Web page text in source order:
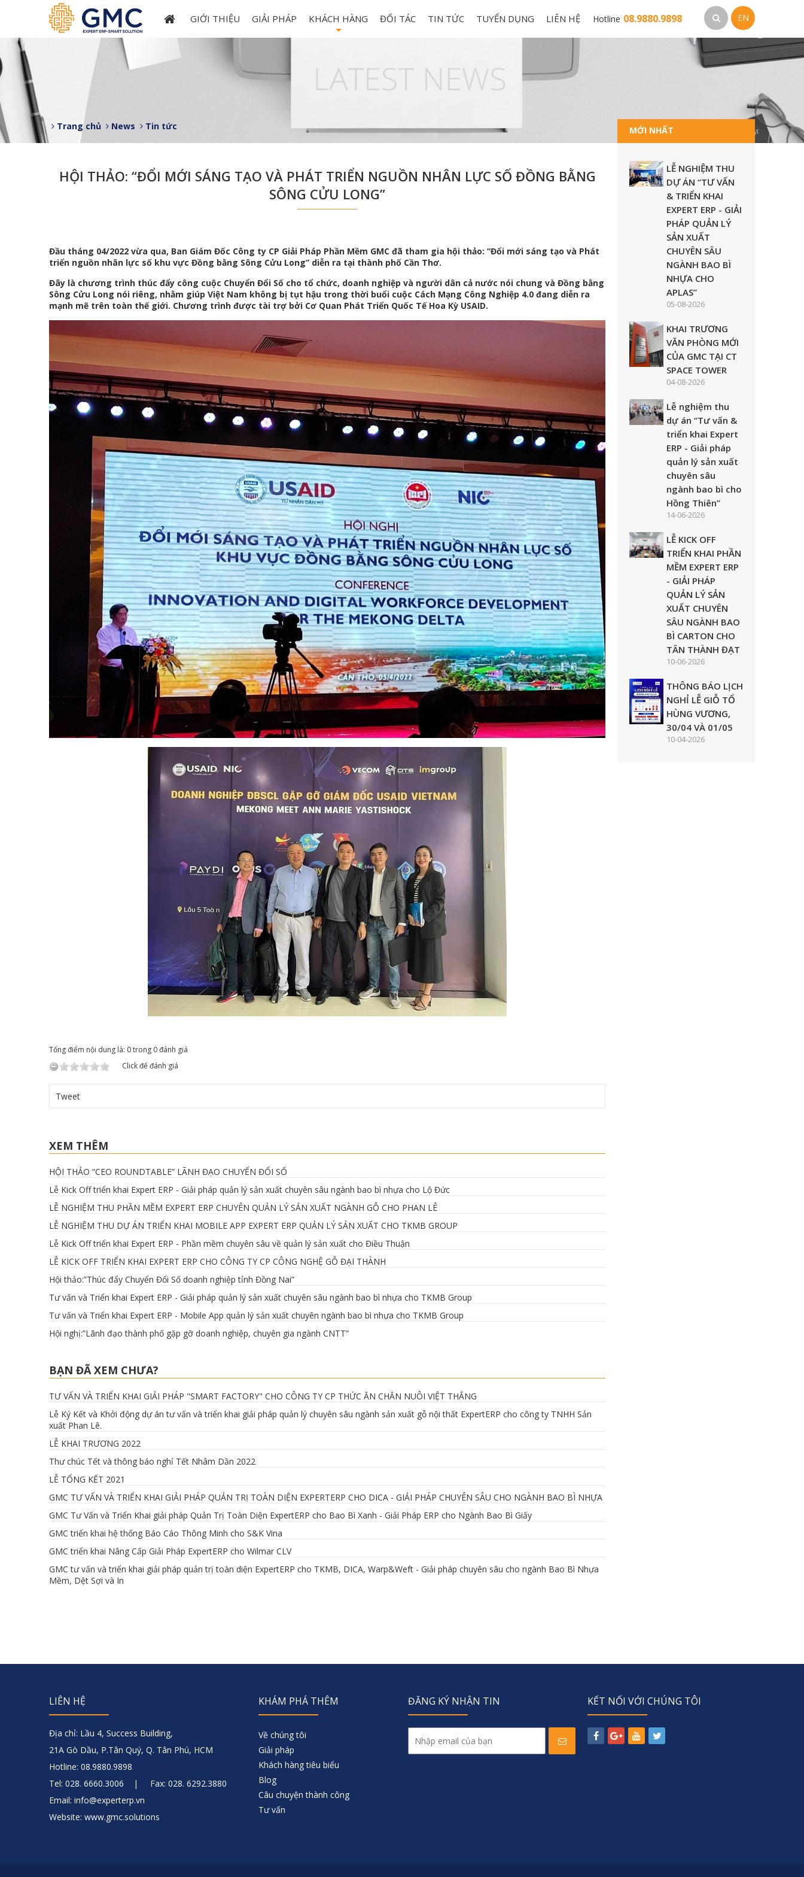
GIỚI THIỆU GIẢI PHÁP KHÁCH HÀNG ĐỐI TÁC TIN TỨC TUYỂN DỤNG LIÊN HỆ Hotline 08.9880.9898 EN
Trang chủ News Tin tức
HỘI THẢO: “ĐỔI MỚI SÁNG TẠO VÀ PHÁT TRIỂN NGUỒN NHÂN LỰC SỐ ĐỒNG BẰNG
SÔNG CỬU LONG”
Đầu tháng 04/2022 vừa qua, Ban Giám Đốc Công ty CP Giải Pháp Phần Mềm GMC đã tham gia hội thảo: “Đổi mới sáng tạo và Phát
triển nguồn nhân lực số khu vực Đồng bằng Sông Cửu Long” diễn ra tại thành phố Cần Thơ.
Đây là chương trình thúc đẩy công cuộc Chuyển Đổi Số cho tổ chức, doanh nghiệp và người dân cả nước nói chung và Đồng bằng
Sông Cửu Long nói riêng, nhằm giúp Việt Nam không bị tụt hậu trong thời buổi cuộc Cách Mạng Công Nghiệp 4.0 đang diễn ra
mạnh mẽ trên toàn thế giới. Chương trình được tài trợ bởi Cơ Quan Phát Triển Quốc Tế Hoa Kỳ USAID.
Tổng điểm nội dung là: 0 trong 0 đánh giá
Click để đánh giá
Tweet
XEM THÊM
HỘI THẢO “CEO ROUNDTABLE” LÃNH ĐẠO CHUYỂN ĐỔI SỐ
Lễ Kick Off triển khai Expert ERP - Giải pháp quản lý sản xuất chuyên sâu ngành bao bì nhựa cho Lộ Đức
LỄ NGHIỆM THU PHẦN MỀM EXPERT ERP CHUYÊN QUẢN LÝ SẢN XUẤT NGÀNH GỖ CHO PHAN LÊ
LỄ NGHIỆM THU DỰ ÁN TRIỂN KHAI MOBILE APP EXPERT ERP QUẢN LÝ SẢN XUẤT CHO TKMB GROUP
Lễ Kick Off triển khai Expert ERP - Phần mềm chuyên sâu về quản lý sản xuất cho Điều Thuận
LỄ KICK OFF TRIỂN KHAI EXPERT ERP CHO CÔNG TY CP CÔNG NGHỆ GỖ ĐẠI THÀNH
Hội thảo:”Thúc đẩy Chuyển Đổi Số doanh nghiệp tỉnh Đồng Nai”
Tư vấn và Triển khai Expert ERP - Giải pháp quản lý sản xuất chuyên sâu ngành bao bì nhựa cho TKMB Group
Tư vấn và Triển khai Expert ERP - Mobile App quản lý sản xuất chuyên ngành bao bì nhựa cho TKMB Group
Hội nghị:”Lãnh đạo thành phố gặp gỡ doanh nghiệp, chuyên gia ngành CNTT”
BẠN ĐÃ XEM CHƯA?
TƯ VẤN VÀ TRIỂN KHAI GIẢI PHÁP "SMART FACTORY" CHO CÔNG TY CP THỨC ĂN CHĂN NUÔI VIỆT THẮNG
Lễ Ký Kết và Khởi động dự án tư vấn và triển khai giải pháp quản lý chuyên sâu ngành sản xuất gỗ nội thất ExpertERP cho công ty TNHH Sản
xuất Phan Lê.
LỄ KHAI TRƯƠNG 2022
Thư chúc Tết và thông báo nghỉ Tết Nhâm Dần 2022
LỄ TỔNG KẾT 2021
GMC TƯ VẤN VÀ TRIỂN KHAI GIẢI PHÁP QUẢN TRỊ TOÀN DIỆN EXPERTERP CHO DICA - GIẢI PHÁP CHUYÊN SÂU CHO NGÀNH BAO BÌ NHỰA
GMC Tư Vấn và Triển Khai giải pháp Quản Trị Toàn Diện ExpertERP cho Bao Bì Xanh - Giải Pháp ERP cho Ngành Bao Bì Giấy
GMC triển khai hệ thống Báo Cáo Thông Minh cho S&K Vina
GMC triển khai Nâng Cấp Giải Pháp ExpertERP cho Wilmar CLV
GMC tư vấn và triển khai giải pháp quản trị toàn diện ExpertERP cho TKMB, DICA, Warp&Weft - Giải pháp chuyên sâu cho ngành Bao Bì Nhựa
Mềm, Dệt Sợi và In
MỚI NHẤT
LỄ NGHIỆM THU
DỰ ÁN “TƯ VẤN
& TRIỂN KHAI
EXPERT ERP - GIẢI
PHÁP QUẢN LÝ
SẢN XUẤT
CHUYÊN SÂU
NGÀNH BAO BÌ
NHỰA CHO
APLAS”
05-08-2026
KHAI TRƯƠNG
VĂN PHÒNG MỚI
CỦA GMC TẠI CT
SPACE TOWER
04-08-2026
Lễ nghiệm thu
dự án “Tư vấn &
triển khai Expert
ERP - Giải pháp
quản lý sản xuất
chuyên sâu
ngành bao bì cho
Hồng Thiên”
14-06-2026
LỄ KICK OFF
TRIỂN KHAI PHẦN
MỀM EXPERT ERP
- GIẢI PHÁP
QUẢN LÝ SẢN
XUẤT CHUYÊN
SÂU NGÀNH BAO
BÌ CARTON CHO
TÂN THÀNH ĐẠT
10-06-2026
THÔNG BÁO LỊCH
NGHỈ LỄ GIỖ TỔ
HÙNG VƯƠNG,
30/04 VÀ 01/05
10-04-2026
LIÊN HỆ
Địa chỉ: Lầu 4, Success Building,
21A Gò Dầu, P.Tân Quý, Q. Tân Phú, HCM
Hotline: 08.9880.9898
Tel: 028. 6660.3006 | Fax: 028. 6292.3880
Email: info@experterp.vn
Website: www.gmc.solutions
KHÁM PHÁ THÊM
Về chúng tôi
Giải pháp
Khách hàng tiêu biểu
Blog
Câu chuyện thành công
Tư vấn
ĐĂNG KÝ NHẬN TIN KẾT NỐI VỚI CHÚNG TÔI